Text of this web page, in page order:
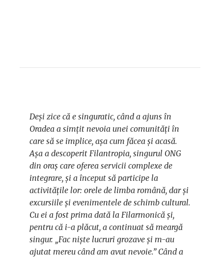
Deși zice că e singuratic, când a ajuns în
Oradea a simțit nevoia unei comunități în
care să se implice, așa cum făcea și acasă.
Așa a descoperit Filantropia, singurul ONG
din oraș care oferea servicii complexe de
integrare, și a început să participe la
activitățile lor: orele de limba română, dar și
excursiile și evenimentele de schimb cultural.
Cu ei a fost prima dată la Filarmonică și,
pentru că i-a plăcut, a continuat să meargă
singur. „Fac niște lucruri grozave și m-au
ajutat mereu când am avut nevoie.” Când a